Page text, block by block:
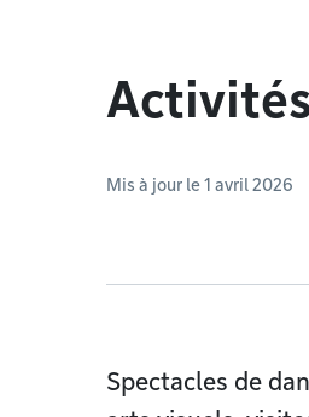
Mis à jour le 1 avril 2026
Spectacles de